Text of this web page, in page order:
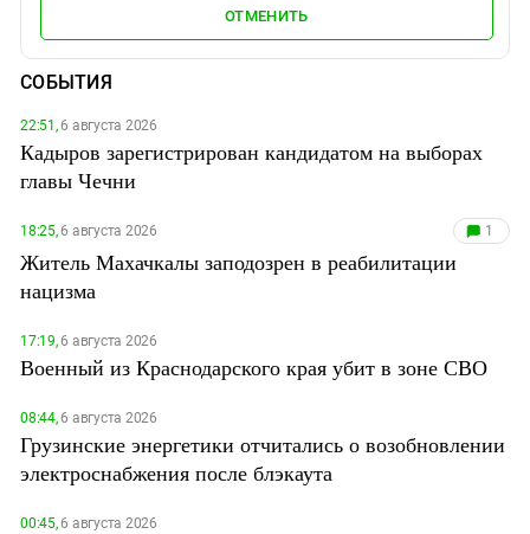
ОТМЕНИТЬ
СОБЫТИЯ
22:51,6 августа 2026
Кадыров зарегистрирован кандидатом на выборах
главы Чечни
18:25,6 августа 2026 1
Житель Махачкалы заподозрен в реабилитации
нацизма
17:19,6 августа 2026
Военный из Краснодарского края убит в зоне СВО
08:44,6 августа 2026
Грузинские энергетики отчитались о возобновлении
электроснабжения после блэкаута
00:45,6 августа 2026